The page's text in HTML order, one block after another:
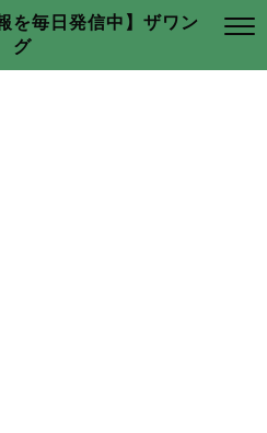
を毎日発信中】ザワン
グ